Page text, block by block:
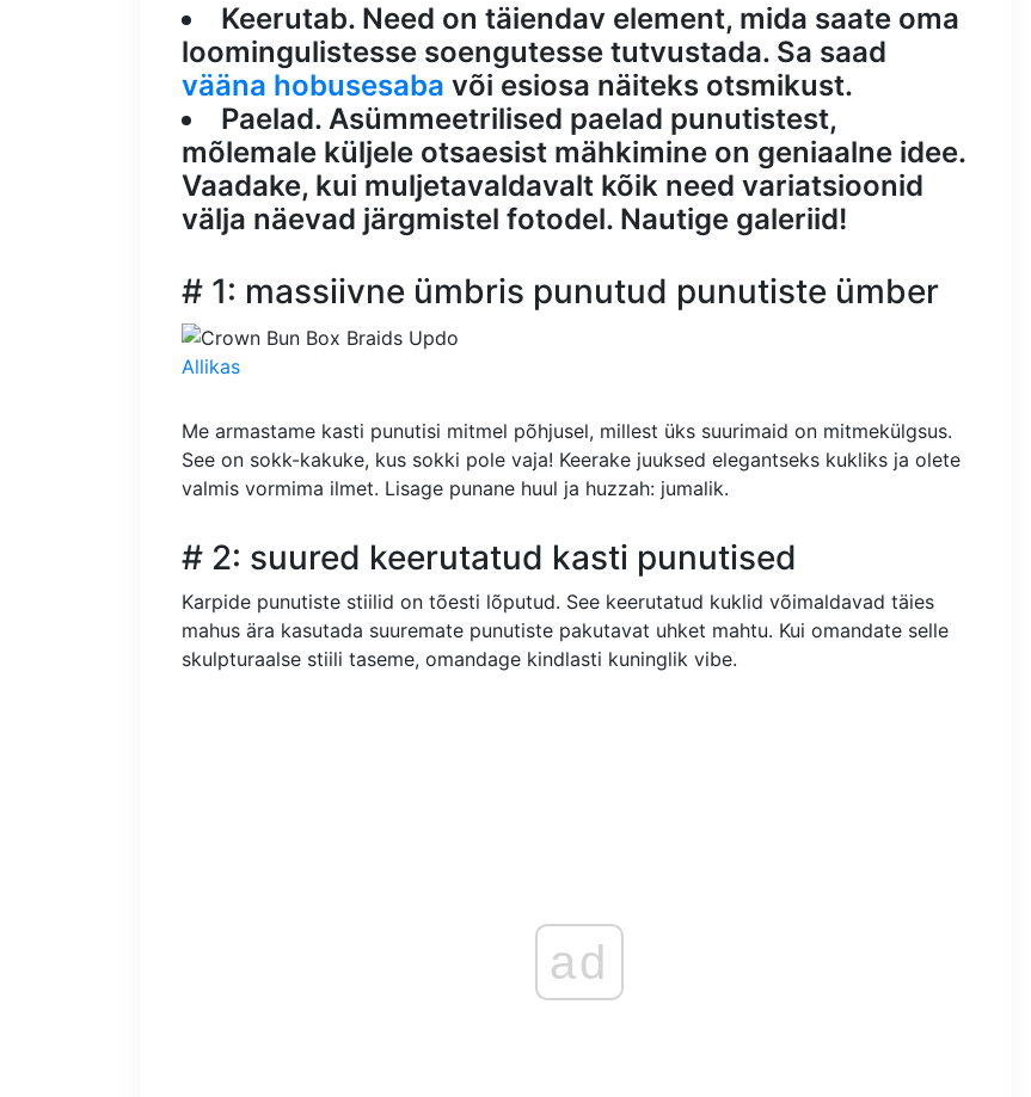
Keerutab. Need on täiendav element, mida saate oma
loomingulistesse soengutesse tutvustada. Sa saad
vääna hobusesaba või esiosa näiteks otsmikust.
Paelad. Asümmeetrilised paelad punutistest,
mõlemale küljele otsaesist mähkimine on geniaalne idee.
Vaadake, kui muljetavaldavalt kõik need variatsioonid
välja näevad järgmistel fotodel. Nautige galeriid!
# 1: massiivne ümbris punutud punutiste ümber
Allikas
Me armastame kasti punutisi mitmel põhjusel, millest üks suurimaid on mitmekülgsus.
See on sokk-kakuke, kus sokki pole vaja! Keerake juuksed elegantseks kukliks ja olete
valmis vormima ilmet. Lisage punane huul ja huzzah: jumalik.
# 2: suured keerutatud kasti punutised
Karpide punutiste stiilid on tõesti lõputud. See keerutatud kuklid võimaldavad täies
mahus ära kasutada suuremate punutiste pakutavat uhket mahtu. Kui omandate selle
skulpturaalse stiili taseme, omandage kindlasti kuninglik vibe.
ad